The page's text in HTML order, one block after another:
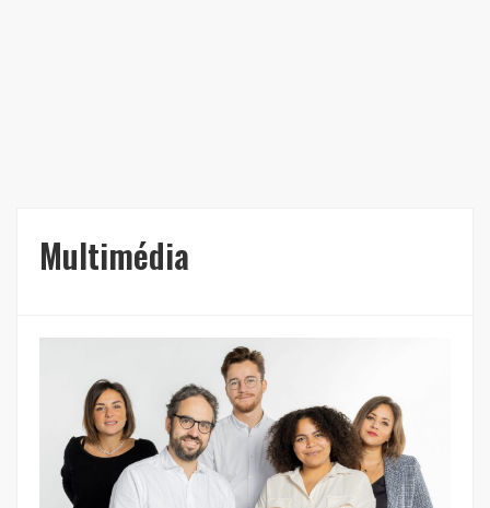
Multimédia